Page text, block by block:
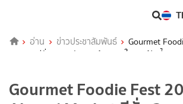
อ่าน ข่าวประชาสัมพันธ์
Gourmet
Market ซีซั่น 2 ยกทัพ 40 ร้าน เอาใจสายฟู้ดดี้
Gourmet Foodie Fest